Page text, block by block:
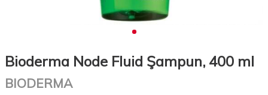
Bioderma Node Fluid Şampun, 400 ml
BIODERMA